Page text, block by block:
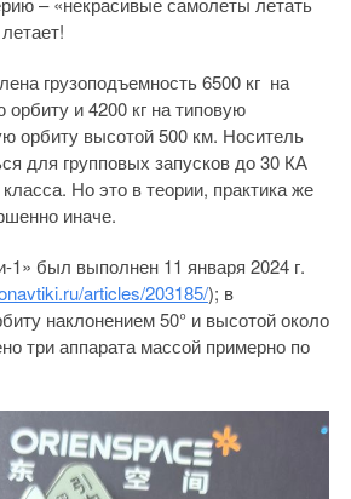
грузоподъемность 6500 кг на
и 4200 кг на типовую
орбиту высотой 500 км. Носитель
для групповых запусков до 30 КА
Но это в теории, практика же
иначе.
был выполнен 11 января 2024 г.
articles/203185/); в
наклонением 50° и высотой около
три аппарата массой примерно по